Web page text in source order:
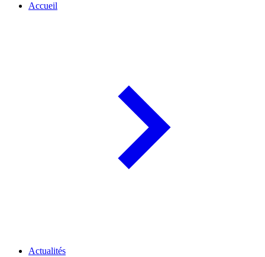
Accueil
Actualités